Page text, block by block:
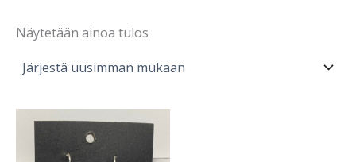
Näytetään ainoa tulos